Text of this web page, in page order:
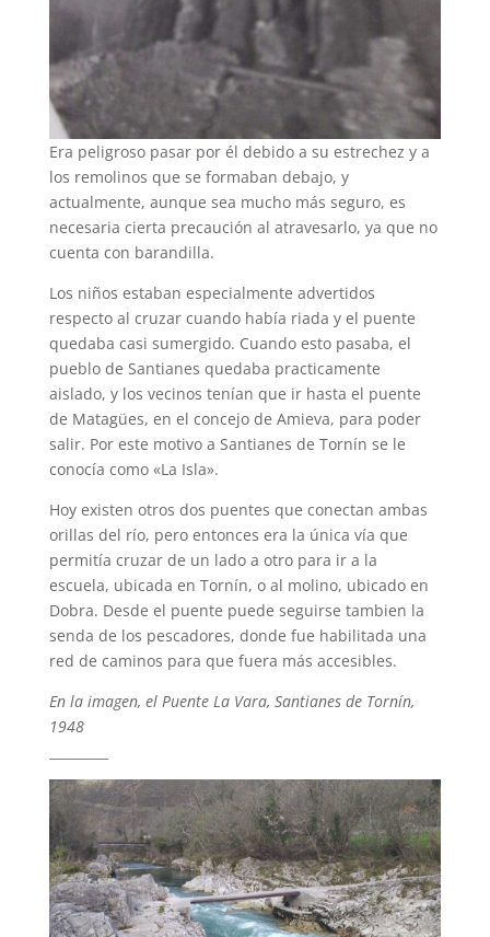
Era peligroso pasar por él debido a su estrechez y a
los remolinos que se formaban debajo, y
actualmente, aunque sea mucho más seguro, es
necesaria cierta precaución al atravesarlo, ya que no
cuenta con barandilla.
Los niños estaban especialmente advertidos
respecto al cruzar cuando había riada y el puente
quedaba casi sumergido. Cuando esto pasaba, el
pueblo de Santianes quedaba practicamente
aislado, y los vecinos tenían que ir hasta el puente
de Matagües, en el concejo de Amieva, para poder
salir. Por este motivo a Santianes de Tornín se le
conocía como «La Isla».
Hoy existen otros dos puentes que conectan ambas
orillas del río, pero entonces era la única vía que
permitía cruzar de un lado a otro para ir a la
escuela, ubicada en Tornín, o al molino, ubicado en
Dobra. Desde el puente puede seguirse tambien la
senda de los pescadores, donde fue habilitada una
red de caminos para que fuera más accesibles.
En la imagen, el Puente La Vara, Santianes de Tornín,
1948